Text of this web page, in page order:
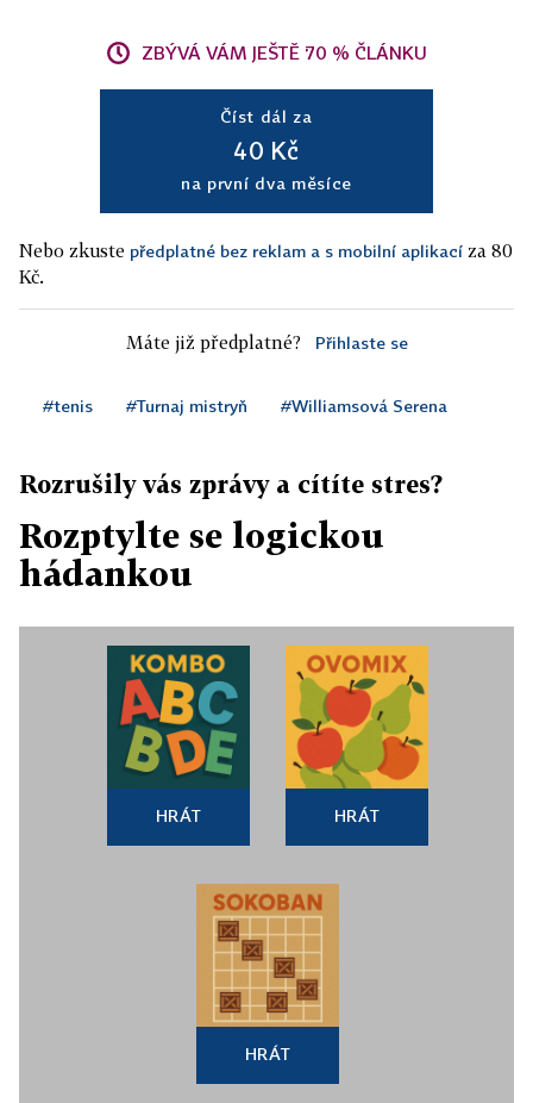
ZBÝVÁ VÁM JEŠTĚ 70 % ČLÁNKU
Číst dál za
40 Kč
na první dva měsíce
Nebo zkuste předplatné bez reklam a s mobilní aplikací za 80
Kč.
Máte již předplatné? Přihlaste se
#tenis #Turnaj mistryň #Williamsová Serena
Rozrušily vás zprávy a cítíte stres?
Rozptylte se logickou
hádankou
HRÁT HRÁT
HRÁT